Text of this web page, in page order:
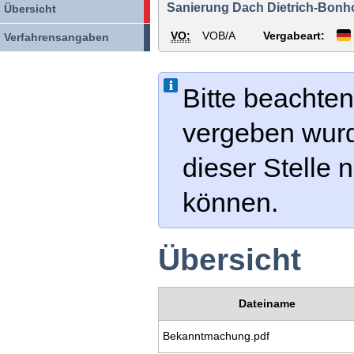
Übersicht
Verfahrensangaben
Sanierung Dach Dietrich-
VO: VOB/A Vergabeart:
Bitte
vergeben
dieser Stelle
können.
Übersicht
Dateiname
Bekanntmachung.pdf